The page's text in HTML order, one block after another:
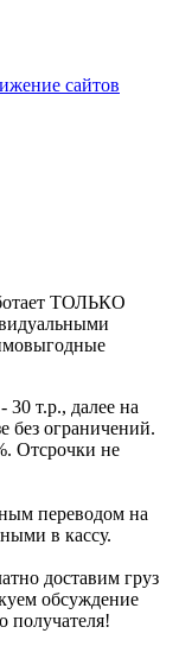
сайтов
ТОЛЬКО
30 т.р., далее на
без ограничений.
Отсрочки не
переводом на
в кассу.
доставим груз
обсуждение
получателя!